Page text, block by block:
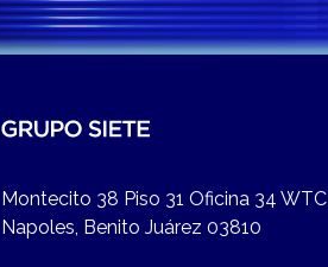
Montecito 38 Piso 31 Oficina 34 WTC
Napoles, Benito Juárez 03810